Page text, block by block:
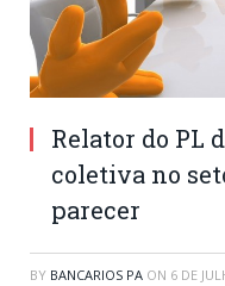
Relator do PL
coletiva no
parecer
BY BANCARIOS PA ON 6 DE